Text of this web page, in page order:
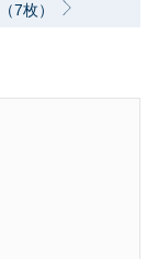
7枚）